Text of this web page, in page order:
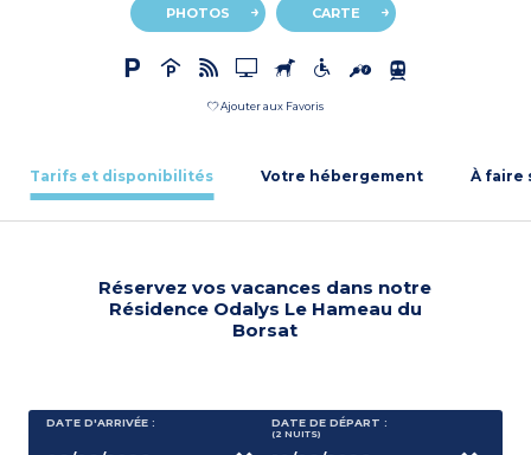
PHOTOS CARTE
Ajouter aux Favoris
Tarifs et disponibilités Votre hébergement À faire
Réservez vos vacances dans notre
Résidence Odalys Le Hameau du
Borsat
DATE D'ARRIVÉE : DATE DE DÉPART :
(2 NUITS)